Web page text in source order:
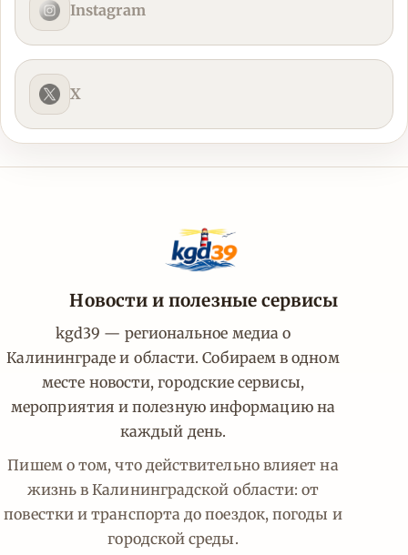
Instagram
X
Новости и полезные сервисы
kgd39 — региональное медиа о
Калининграде и области. Собираем в одном
месте новости, городские сервисы,
мероприятия и полезную информацию на
каждый день.
Пишем о том, что действительно влияет на
жизнь в Калининградской области: от
повестки и транспорта до поездок, погоды и
городской среды.